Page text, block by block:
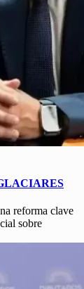
reforma clave
sobre